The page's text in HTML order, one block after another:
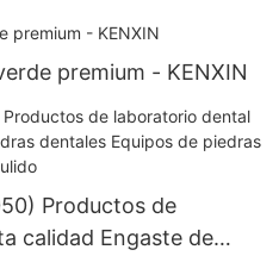
premium - KENXIN
Productos de
calidad Engaste de